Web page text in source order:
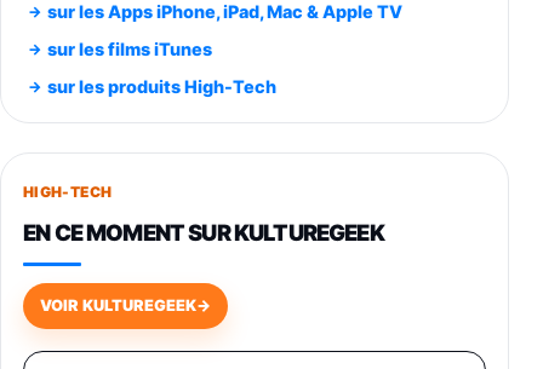
Smartphone SAMSUNG Galaxy S26 Ultra
891,99€1199€Fnac (Vendeur Tiers)
Smartphone SAMSUNG Galaxy S26+ Violet
749,99€
648,63€834,71€
Samsung Galaxy Miracle Ultra, Smartphone
sur les Apps iPhone, iPad, Mac & Apple TV
sur les films iTunes
sur les produits High-Tech
HIGH-TECH
EN CE MOMENT SUR KULTUREGEEK
VOIR KULTUREGEEK→